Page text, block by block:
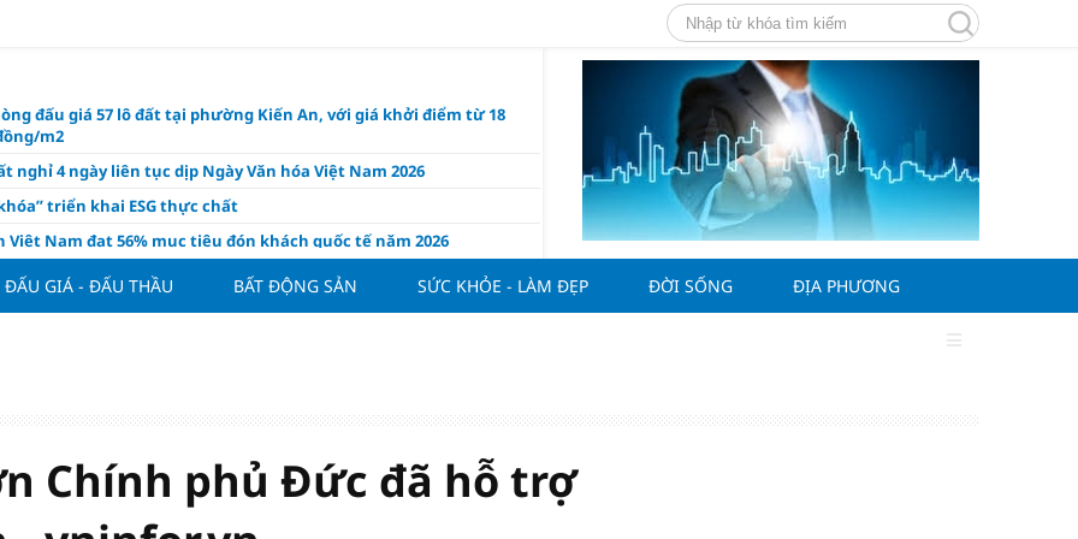
đấu giá 57 lô đất tại phường Kiến An, với giá khởi điểm từ 18
m2
nghỉ 4 ngày liên tục dịp Ngày Văn hóa Việt Nam 2026
triển khai ESG thực chất
Việt Nam đạt 56% mục tiêu đón khách quốc tế năm 2026
2026/27 nới suất ngoại binh
quy định người nước ngoài sở hữu nhà ở
mới
FDI chất lượng cao cho mục tiêu tăng trưởng 2 con số
nào để Việt Nam hiện thực hóa mục tiêu tăng trưởng 10%?
ĐẤU GIÁ - ĐẤU THẦU BẤT ĐỘNG SẢN SỨC KHỎE - LÀM ĐẸP ĐỜI SỐNG ĐỊA PHƯƠNG
Chính phủ Đức đã hỗ trợ